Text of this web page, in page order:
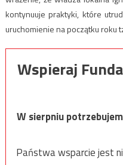
kontynuuje praktyki, które
uruchomienie na początku roku
Wspieraj
W sierpniu
Państwa wsparcie jest